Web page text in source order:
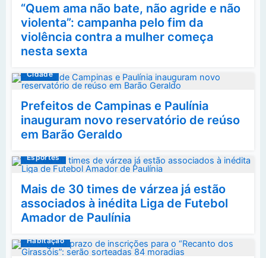
“Quem ama não bate, não agride e não
violenta”: campanha pelo fim da
violência contra a mulher começa
nesta sexta
Cidade
Prefeitos de Campinas e Paulínia
inauguram novo reservatório de reúso
em Barão Geraldo
Esportes
Mais de 30 times de várzea já estão
associados à inédita Liga de Futebol
Amador de Paulínia
Habitação